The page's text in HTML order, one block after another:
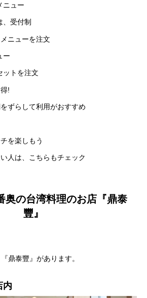
ニュー
、受付制
ニューを注文
ー
ットを注文
!
ずらして利用がおすすめ
を楽しもう
人は、こちらもチェック
奥の台湾料理のお店『鼎泰
豐』
鼎泰豐』があります。
内